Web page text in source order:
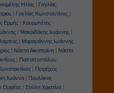
Ηλίας|
Γαγλίας
| Γαγλίας Κωνσταντίνος|
Ερμής|
Κουρμπέτης
| Μακριδάκης Ιωάννης|
|
Μαραγιάννης Ιωάννης
| Νάστα Αικατερίνη|
Νάστα
|
Παπαποστόλου
|
Πετρήχος
Ιωάννα|
Πουλάκος
Ορφέας| Σούλη Χριστίνα|